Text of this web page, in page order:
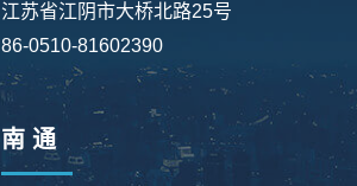
江苏省江阴市大桥北路25号
86-0510-81602390
南 通